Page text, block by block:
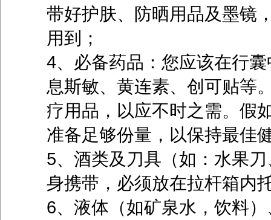
带好护肤、防晒用品及墨镜
用到；
4、必备药品：您应该在行
息斯敏、黄连素、创可贴等
疗用品，以应不时之需。假
准备足够份量，以保持最佳
5、酒类及刀具（如：水果
身携带，必须放在拉
6、液体（如矿泉水，饮料